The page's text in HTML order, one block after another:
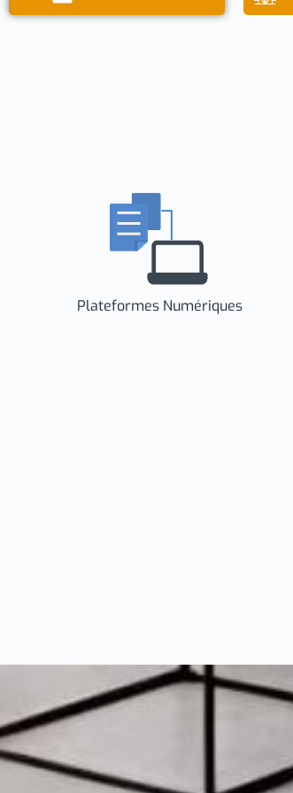
Plateformes Numériques